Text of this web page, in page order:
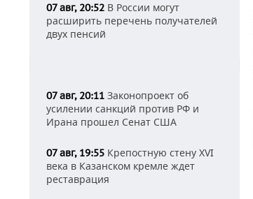
07 авг, 20:52 В России могут
расширить перечень получателей
двух пенсий
07 авг, 20:11 Законопроект об
усилении санкций против РФ и
Ирана прошел Сенат США
07 авг, 19:55 Крепостную стену XVI
века в Казанском кремле ждет
реставрация